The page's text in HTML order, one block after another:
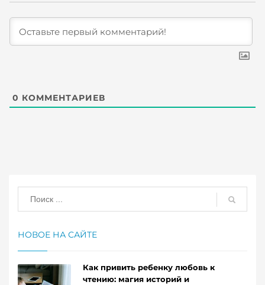
0 КОММЕНТАРИЕВ
НОВОЕ НА САЙТЕ
Как привить ребенку любовь к
чтению: магия историй и